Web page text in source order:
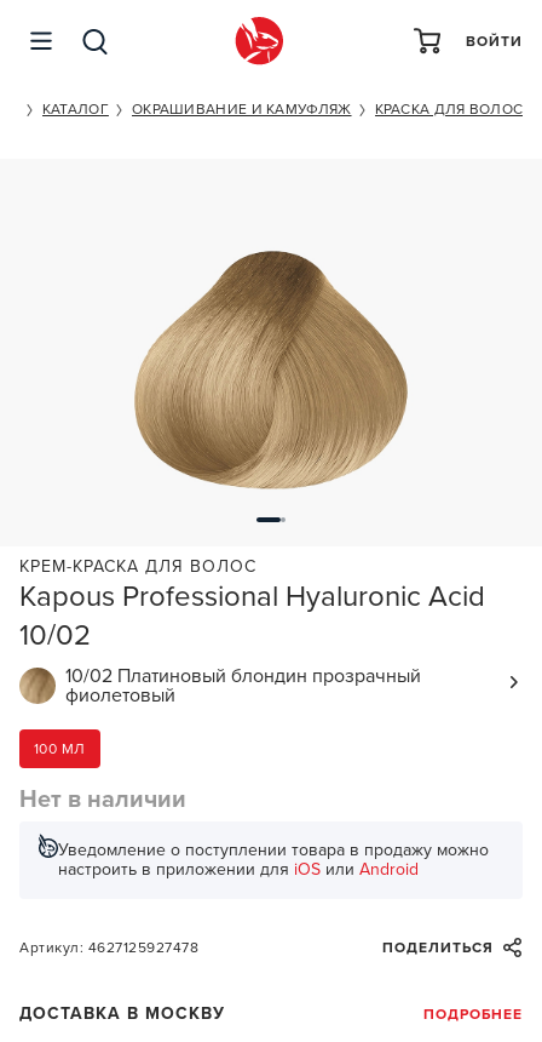
ВОЙТИ
КАТАЛОГ ОКРАШИВАНИЕ И КАМУФЛЯЖ КРАСКА ДЛЯ ВОЛОС
Kapous Professional Hyaluronic Acid
10/02
КРЕМ-КРАСКА ДЛЯ ВОЛОС
10/02 Платиновый блондин прозрачный
фиолетовый
100 МЛ
Нет в наличии
Уведомление о поступлении товара в продажу можно
настроить в приложении для iOS или Android
Артикул: 4627125927478 ПОДЕЛИТЬСЯ
ДОСТАВКА В МОСКВУ ПОДРОБНЕЕ
KAPOUS PROFESSIONAL HYALURONIC ACID 10/02